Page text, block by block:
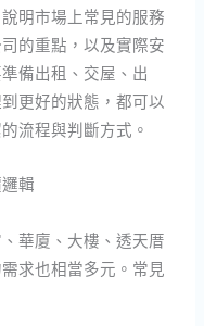
明市場上常見的服務
的重點，以及實際安
備出租、交屋、出
更好的狀態，都可以
流程與判斷方式。
輯
華廈、大樓、透天厝
求也相當多元。常見